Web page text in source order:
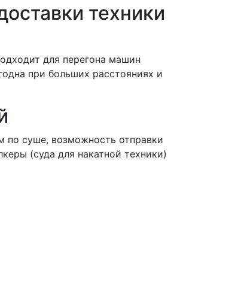
техники
для перегона машин
при больших расстояниях и
по суше, возможность отправки
(суда для накатной техники)